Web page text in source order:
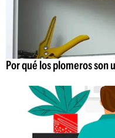
Por qué los plomeros